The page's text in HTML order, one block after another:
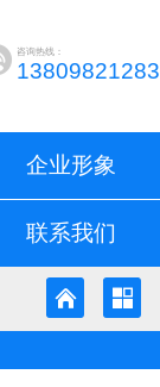
咨询热线：
13809821283
企业形象
联系我们